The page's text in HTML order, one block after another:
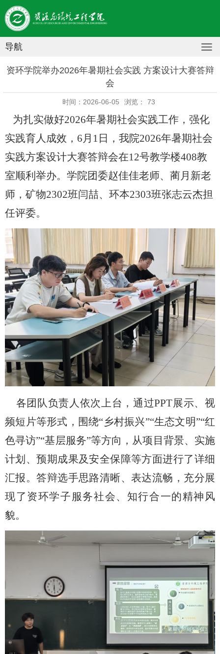
导航
资环学院举办2026年暑期社会实践 方案设计大赛答辩
会
时间：2026-06-05 浏览： 73
为扎实做好2026年暑期社会实践工作，强化
实践育人成效，6月1日，我院2026年暑期社会
实践方案设计大赛答辩会在12号教学楼408教
室顺利举办。学院团委赵佳佳老师、蔺月新老
师，矿物2302班闫喆、环本2303班张志云杰担
任评委。
各团队负责人依次上台，通过PPT展示、视
频短片等形式，围绕“乡村振兴”“生态文明”“红
色寻访”“基层服务”等方向 ，从项目背景、实施
计划、预期成果及安全保障等方面进行了详细
汇报。答辩选手思路清晰、表达流畅，充分展
现了资环学子服务社会、知行合一的精神风
貌。